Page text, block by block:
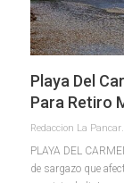
Playa Del
Para Retiro
PLAYA DEL
de sargazo que